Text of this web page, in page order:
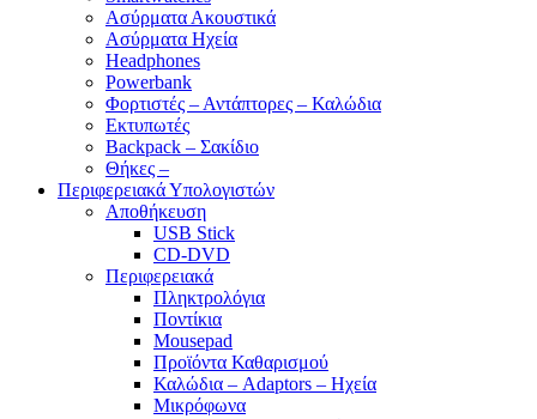
Ασύρματα Ακουστικά
Ασύρματα Ηχεία
Headphones
Powerbank
Φορτιστές – Αντάπτορες – Καλώδια
Εκτυπωτές
Backpack – Σακίδιο
Θήκες –
Περιφερειακά Υπολογιστών
Αποθήκευση
USB Stick
CD-DVD
Περιφερειακά
Πληκτρολόγια
Ποντίκια
Mousepad
Προϊόντα Καθαρισμού
Καλώδια – Adaptors – Ηχεία
Μικρόφωνα